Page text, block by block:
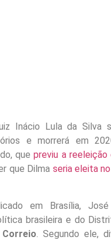
Inácio Lula da Silva
e morrerá em
quepreviu a
que Dilma seria eleita
em Brasília,
brasileira e do
Correio . Segundo ele,